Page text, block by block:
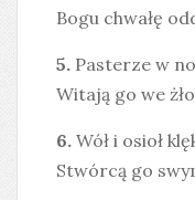
Bogu chwałę
5. Pasterze w
Witają go we
6. Wół i osioł
Stwórcą go